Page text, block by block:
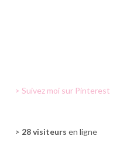
> Suivez moi sur Pinterest
> 28 visiteurs en ligne